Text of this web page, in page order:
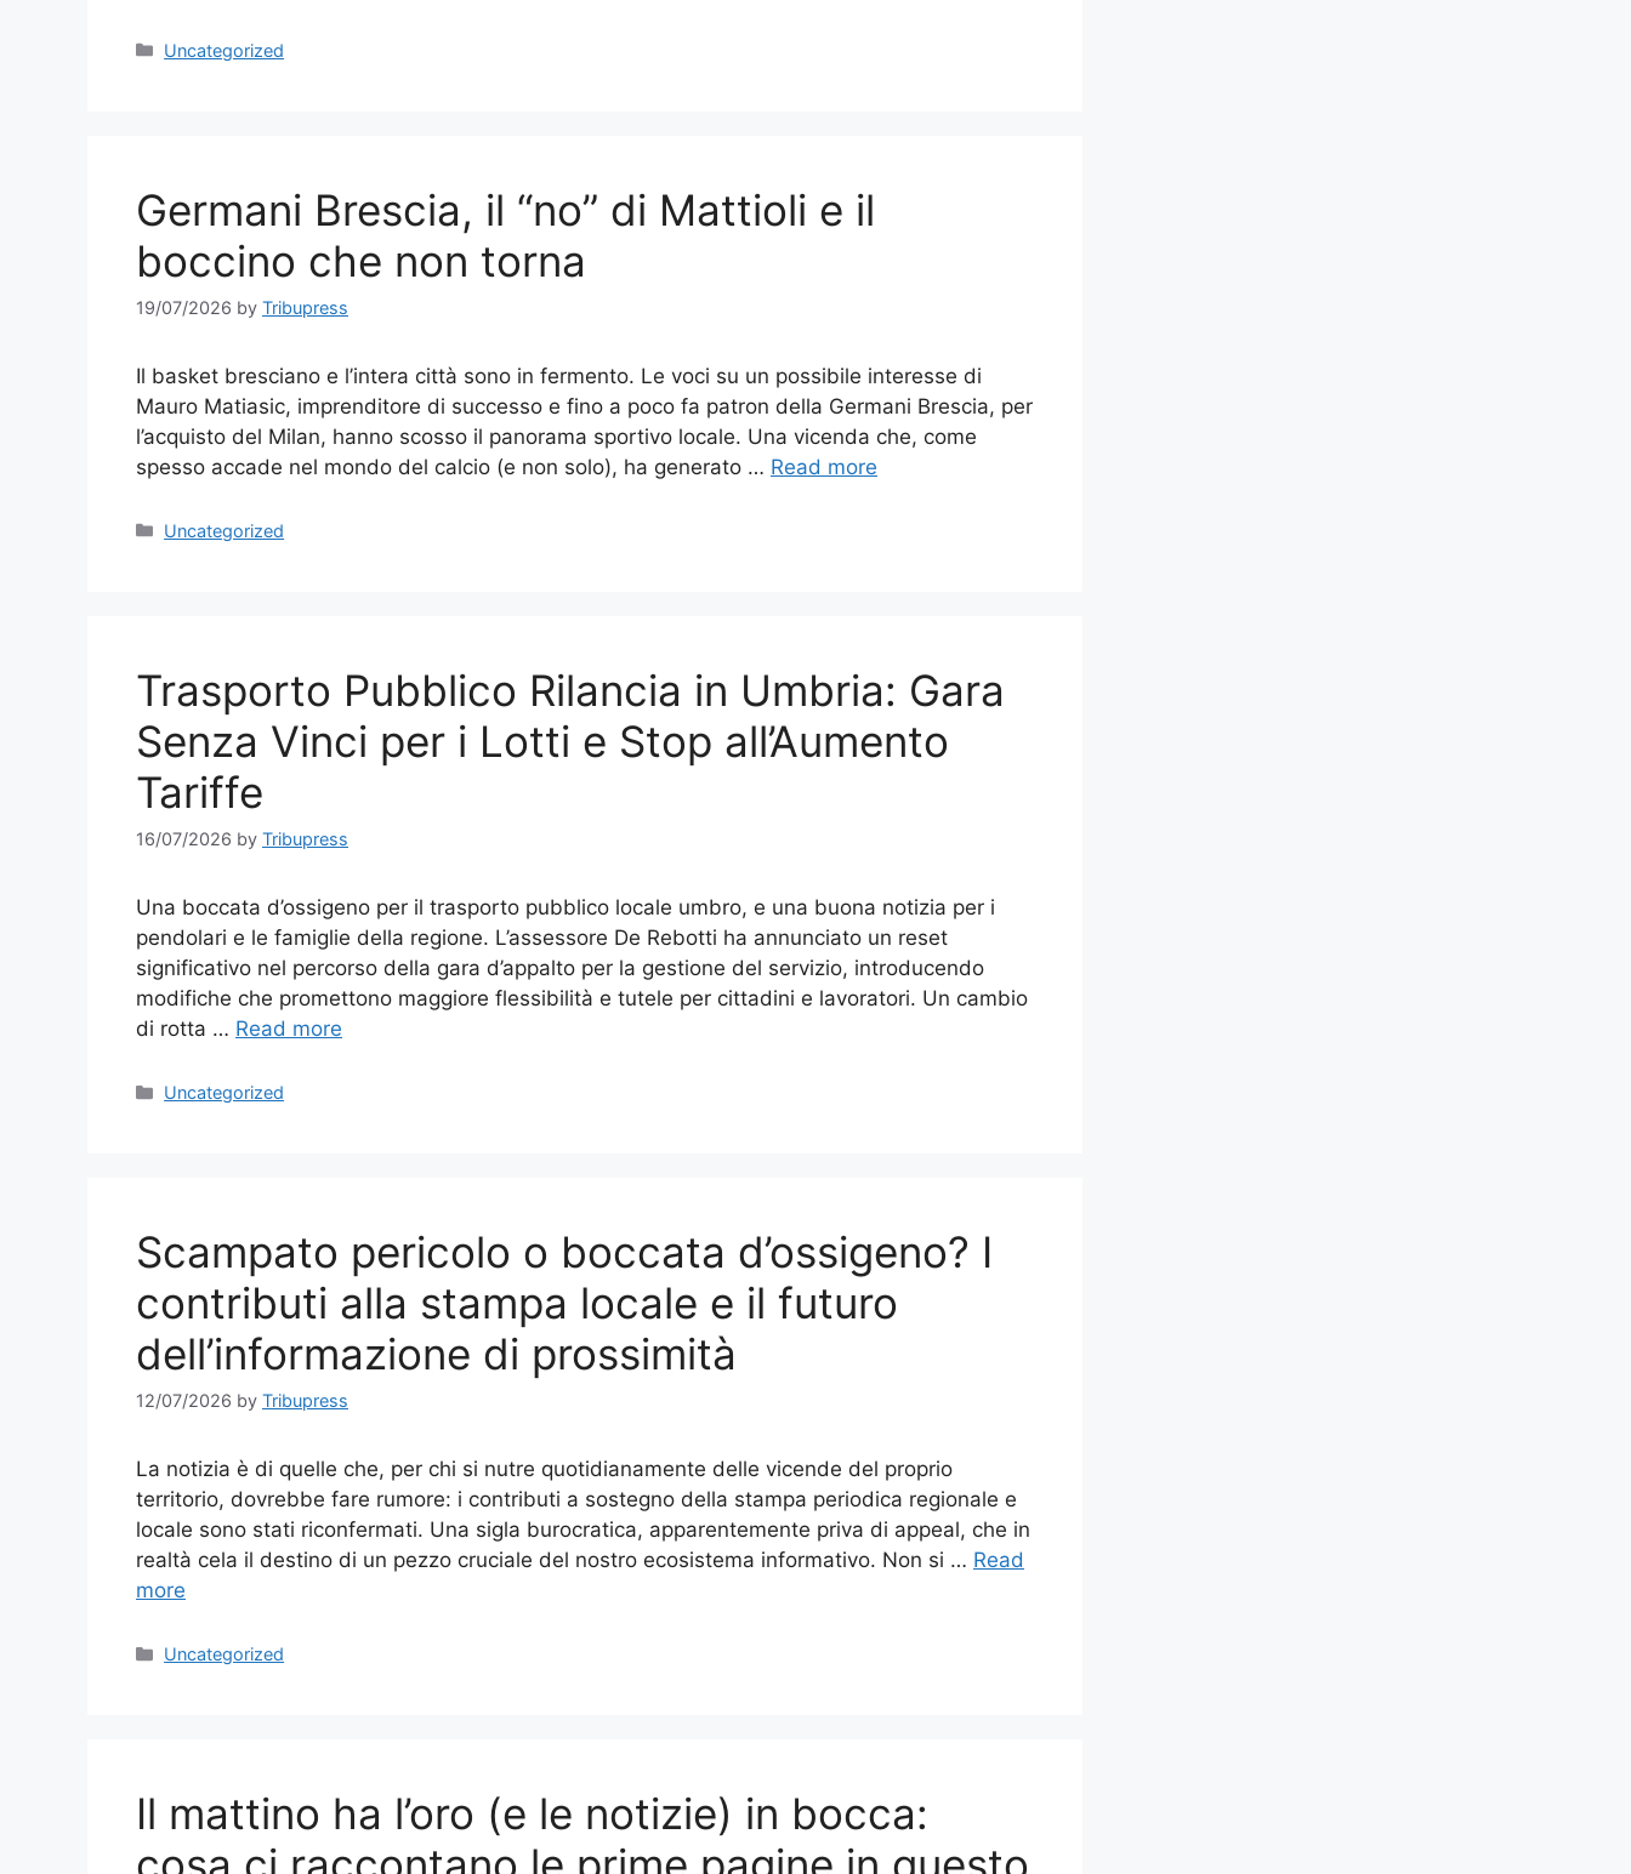
Categories
Uncategorized
Germani Brescia, il “no” di Mattioli e il
boccino che non torna
19/07/2026 by Tribupress
Il basket bresciano e l’intera città sono in fermento. Le voci su un possibile interesse di
Mauro Matiasic, imprenditore di successo e fino a poco fa patron della Germani Brescia, per
l’acquisto del Milan, hanno scosso il panorama sportivo locale. Una vicenda che, come
spesso accade nel mondo del calcio (e non solo), ha generato … Read more
Categories
Uncategorized
Trasporto Pubblico Rilancia in Umbria: Gara
Senza Vinci per i Lotti e Stop all’Aumento
Tariffe
16/07/2026 by Tribupress
Una boccata d’ossigeno per il trasporto pubblico locale umbro, e una buona notizia per i
pendolari e le famiglie della regione. L’assessore De Rebotti ha annunciato un reset
significativo nel percorso della gara d’appalto per la gestione del servizio, introducendo
modifiche che promettono maggiore flessibilità e tutele per cittadini e lavoratori. Un cambio
di rotta … Read more
Categories
Uncategorized
Scampato pericolo o boccata d’ossigeno? I
contributi alla stampa locale e il futuro
dell’informazione di prossimità
12/07/2026 by Tribupress
La notizia è di quelle che, per chi si nutre quotidianamente delle vicende del proprio
territorio, dovrebbe fare rumore: i contributi a sostegno della stampa periodica regionale e
locale sono stati riconfermati. Una sigla burocratica, apparentemente priva di appeal, che in
realtà cela il destino di un pezzo cruciale del nostro ecosistema informativo. Non si … Read
more
Categories
Uncategorized
Il mattino ha l’oro (e le notizie) in bocca: